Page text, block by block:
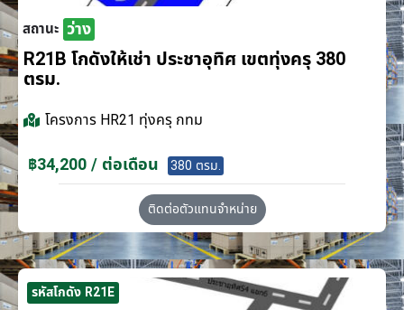
สถานะ ว่าง
R21B โกดังให้เช่า ประชาอุทิศ เขตทุ่งครุ 380
ตรม.
โครงการ HR21 ทุ่งครุ กทม
฿34,200 / ต่อเดือน 380 ตรม.
ติดต่อตัวแทนจำหน่าย
รหัสโกดัง R21E